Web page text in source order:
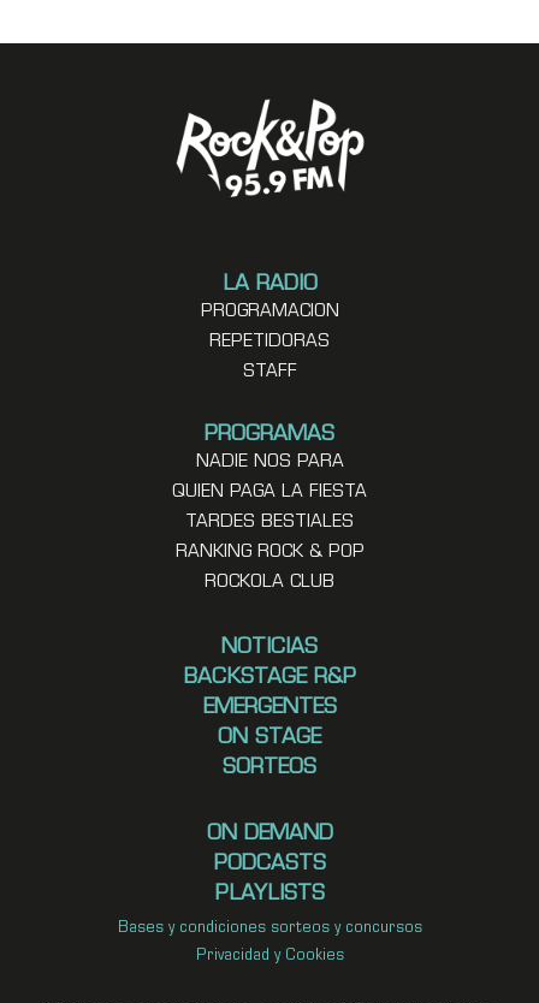
LA RADIO
PROGRAMACION
REPETIDORAS
STAFF
PROGRAMAS
NADIE NOS PARA
QUIEN PAGA LA FIESTA
TARDES BESTIALES
RANKING ROCK & POP
ROCKOLA CLUB
NOTICIAS
BACKSTAGE R&P
EMERGENTES
ON STAGE
SORTEOS
ON DEMAND
PODCASTS
PLAYLISTS
Bases y condiciones sorteos y concursos
Privacidad y Cookies